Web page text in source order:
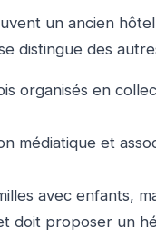
un ancien
distingue des
organisés en
médiatique et
avec enfants,
doit proposer un